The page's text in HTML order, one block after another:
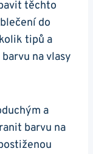
těchto
do
tipů a
na vlasy
a
barvu na